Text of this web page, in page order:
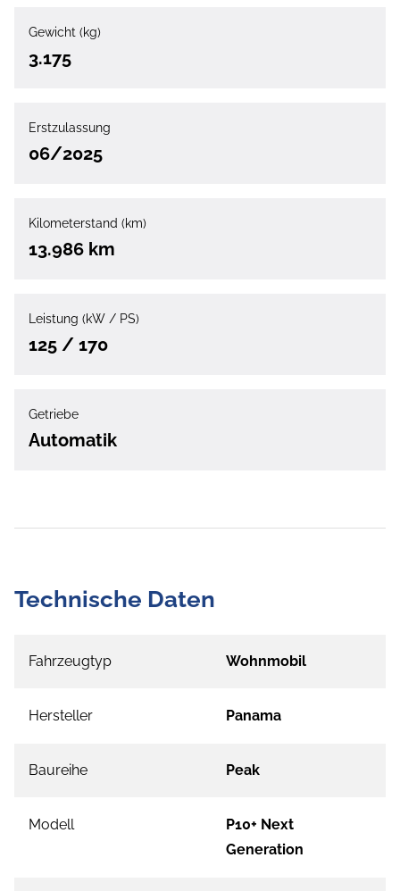
Gewicht (kg)
3.175
Erstzulassung
06/2025
Kilometerstand (km)
13.986 km
Leistung (kW / PS)
125 / 170
Getriebe
Automatik
Technische Daten
Fahrzeugtyp Wohnmobil
Hersteller Panama
Baureihe Peak
Modell
P10+ Next
Generation